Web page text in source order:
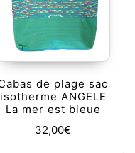
de plage sac
isotherme ANGELE
La mer est bleue
32,00€